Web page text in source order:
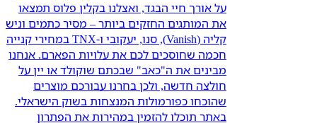
על אורך חיי הבגד, ואצלנו בקלין פלוס תמצאו
את המותגים החזקים ביותר – מסיר כתמים וניש
קליה (Vanish), סנו, יעקובי ו-TNX במחירי קנייה
חכמה שחוסכים לכם את עלויות הפארם. אנחנו
מבינים את ה"כאב" שבכתם שוקולד או יין על
חולצה חדשה, ולכן בחרנו עבורכם מוצרים
שהוכחו כפורמולות המנצחות בשוק הישראלי.
באתר תוכלו להזמין במהירות את הפתרון